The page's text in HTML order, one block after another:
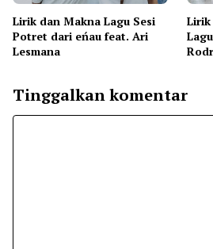
Lirik dan Makna Lagu Sesi
Potret dari eńau feat. Ari
Lesmana
Lirik
Tinggalkan komentar